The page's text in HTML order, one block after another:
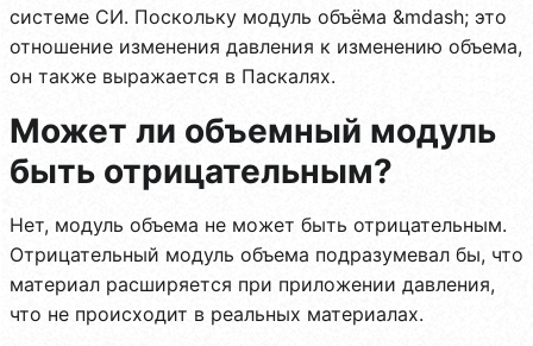
системе СИ. Поскольку модуль объёма &mdash; это
отношение изменения давления к изменению объема,
он также выражается в Паскалях.
Может ли объемный модуль
быть отрицательным?
Нет, модуль объема не может быть отрицательным.
Отрицательный модуль объема подразумевал бы, что
материал расширяется при приложении давления,
что не происходит в реальных материалах.